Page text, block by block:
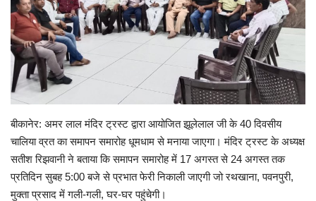
Sindhi Videos
बीकानेर: अमर लाल मंदिर ट्रस्ट द्वारा आयोजित झूलेलाल जी के 40 दिवसीय
चालिया व्रत का समापन समारोह धूमधाम से मनाया जाएगा। मंदिर ट्रस्ट के अध्यक्ष
सतीश रिझवानी ने बताया कि समापन समारोह में 17 अगस्त से 24 अगस्त तक
प्रतिदिन सुबह 5:00 बजे से प्रभात फेरी निकाली जाएगी जो रथखाना, पवनपुरी,
मुक्ता प्रसाद में गली-गली, घर-घर पहुंचेगी।